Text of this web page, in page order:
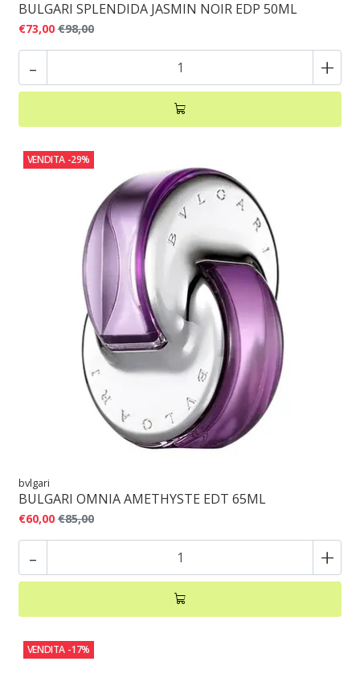
BULGARI SPLENDIDA JASMIN NOIR EDP 50ML
€73,00 €98,00
- +
VENDITA -29%
bvlgari
BULGARI OMNIA AMETHYSTE EDT 65ML
€60,00 €85,00
- +
VENDITA -17%